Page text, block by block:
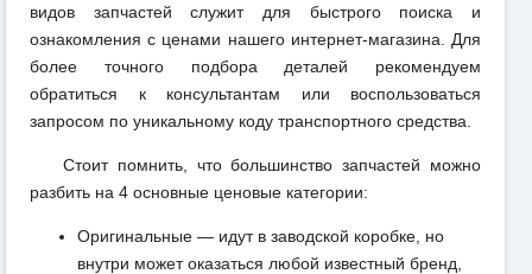
видов запчастей служит для быстрого поиска и
ознакомления с ценами нашего интернет-магазина. Для
более точного подбора деталей рекомендуем
обратиться к консультантам или воспользоваться
запросом по уникальному коду транспортного средства.
Стоит помнить, что большинство запчастей можно
разбить на 4 основные ценовые категории:
Оригинальные — идут в заводской коробке, но
внутри может оказаться любой известный бренд,